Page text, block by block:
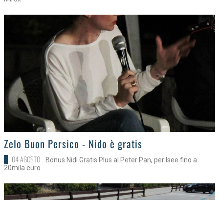
>
Zelo Buon Persico - Nido è gratis
04 AGOSTO
Bonus Nidi Gratis Plus al Peter Pan, per Isee fino a
20mila euro